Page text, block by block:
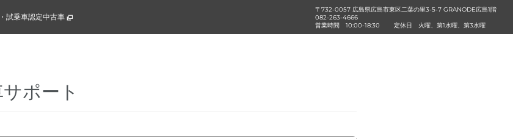
試乗車認定中古車
〒732-0057 広島県広島市東区二葉の里3-5-7 GRANODE広島1階
082-263-4666
営業時間
10:00-18:30 定休日 火曜、第1水曜、第3水曜
ポート